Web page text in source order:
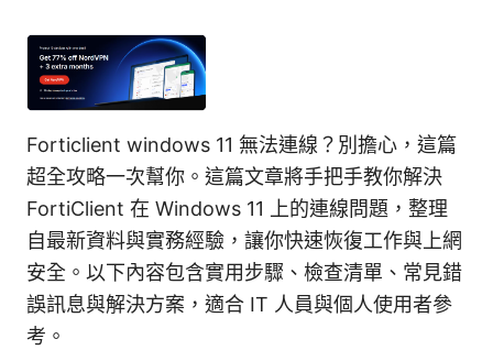
Forticlient windows 11 無法連線？別擔心，這篇
超全攻略一次幫你。這篇文章將手把手教你解決
FortiClient 在 Windows 11 上的連線問題，整理
自最新資料與實務經驗，讓你快速恢復工作與上網
安全。以下內容包含實用步驟、檢查清單、常見錯
誤訊息與解決方案，適合 IT 人員與個人使用者參
考。